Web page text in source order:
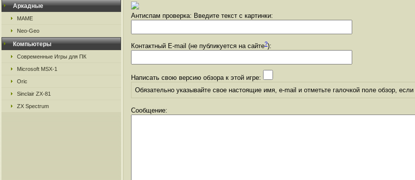
Аркадные
MAME
Neo-Geo
Компьютеры
Современные Игры для ПК
Microsoft MSX-1
Oric
Sinclair ZX-81
ZX Spectrum
Антиспам проверка: Введите текст с картинки:
Контактный E-mail (не публикуется на сайте?):
Написать свою версию обзора к этой игре:
Обязательно указывайте свое настоящие имя, e-mail и отметьте галочкой поле обзор,
Сообщение: